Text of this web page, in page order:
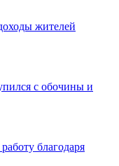
жителей
с обочины и
благодаря